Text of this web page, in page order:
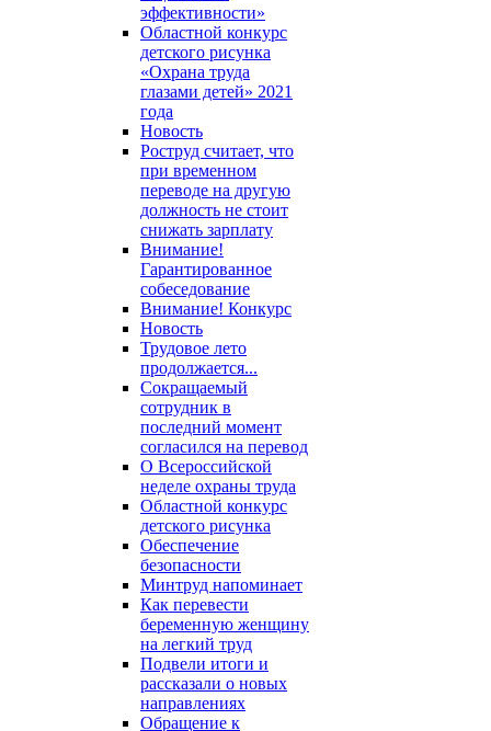
эффективности»
Областной конкурс
детского рисунка
«Охрана труда
глазами детей» 2021
года
Новость
Роструд считает, что
при временном
переводе на другую
должность не стоит
снижать зарплату
Внимание!
Гарантированное
собеседование
Внимание! Конкурс
Новость
Трудовое лето
продолжается...
Сокращаемый
сотрудник в
последний момент
согласился на перевод
О Всероссийской
неделе охраны труда
Областной конкурс
детского рисунка
Обеспечение
безопасности
Минтруд напоминает
Как перевести
беременную женщину
на легкий труд
Подвели итоги и
рассказали о новых
направлениях
Обращение к